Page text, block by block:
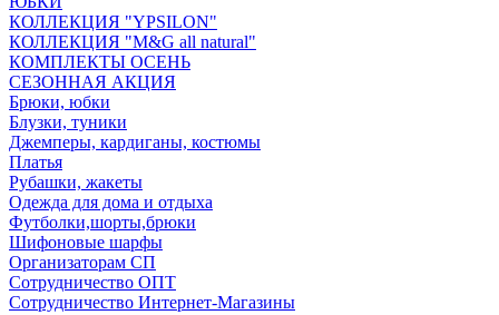
КОЛЛЕКЦИЯ "YPSILON"
КОЛЛЕКЦИЯ "M&G all natural"
КОМПЛЕКТЫ ОСЕНЬ
СЕЗОННАЯ АКЦИЯ
Брюки, юбки
Блузки, туники
Джемперы, кардиганы, костюмы
Платья
Рубашки, жакеты
Одежда для дома и отдыха
Футболки,шорты,брюки
Шифоновые шарфы
Организаторам СП
Сотрудничество ОПТ
Сотрудничество Интернет-Магазины